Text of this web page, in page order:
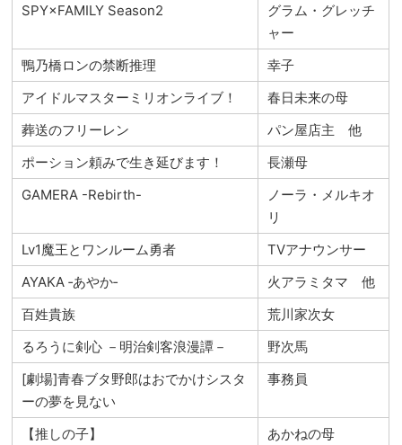
SPY×FAMILY Season2
グラム・グレッチ
ャー
鴨乃橋ロンの禁断推理
幸子
アイドルマスターミリオンライブ！
春日未来の母
葬送のフリーレン
パン屋店主 他
ポーション頼みで生き延びます！
長瀬母
GAMERA -Rebirth-
ノーラ・メルキオ
リ
Lv1魔王とワンルーム勇者
TVアナウンサー
AYAKA ‐あやか‐
火アラミタマ 他
百姓貴族
荒川家次女
るろうに剣心 －明治剣客浪漫譚－
野次馬
[劇場]青春ブタ野郎はおでかけシスタ
ーの夢を見ない
事務員
【推しの子】
あかねの母